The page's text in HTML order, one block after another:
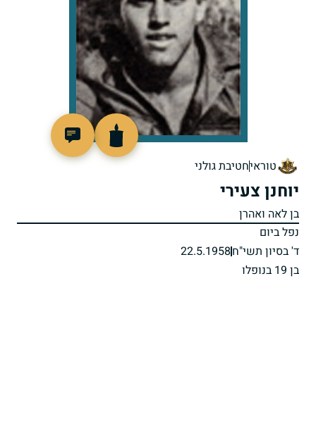
טוראיחטיבת גולני
יוחנן צעירי
בן לאה ואהרן
נפל ביום
ד' בסיון תשי"ח22.5.1958
בן 19 בנופלו